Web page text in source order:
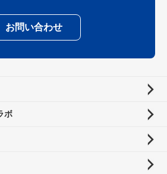
お問い合わせ
ボ